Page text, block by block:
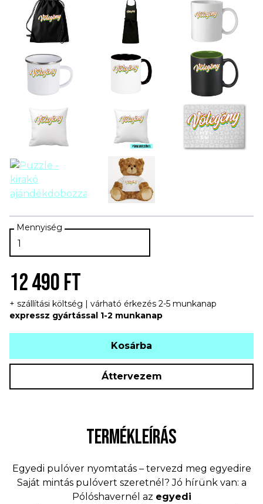
12 490 FT
+ szállítási költség | várható érkezés 2-5 munkanap
expressz gyártással 1-2 munkanap
Kosárba
Áttervezem
TERMÉKLEÍRÁS
Egyedi pulóver nyomtatás – tervezd meg egyedire
Saját mintás pulóvert szeretnél? Jó hírünk van: a
Pólóshavernél az egyedi